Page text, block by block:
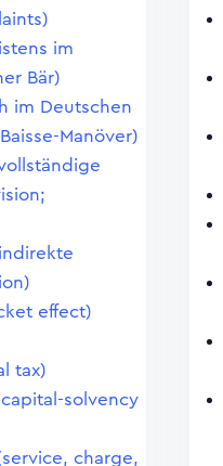
im
Bär)
im Deutschen
Manöver)
effect)
tax)
solvency
charge,